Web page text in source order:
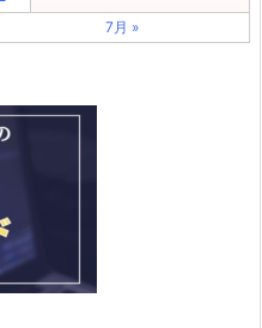
7月 »